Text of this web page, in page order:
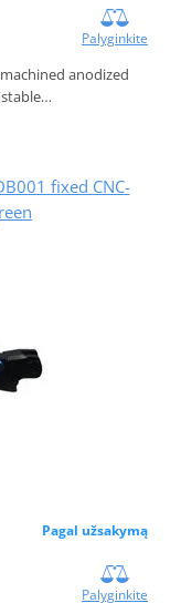
Palyginkite
anodized
fixed CNC-
Pagal užsakymą
Palyginkite